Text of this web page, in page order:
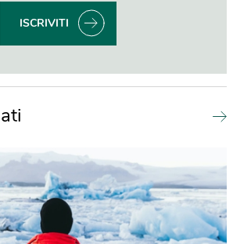
ISCRIVITI